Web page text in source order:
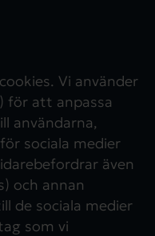
Vi använder
för att anpassa
användarna,
sociala medier
även
och annan
de sociala medier
som vi